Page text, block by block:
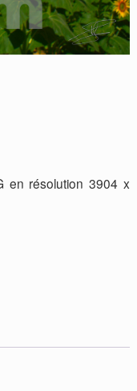
en résolution 3904 x